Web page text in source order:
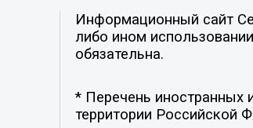
Информационный сайт
либо ином
обязательна.
* Перечень иностранных
территории Российской